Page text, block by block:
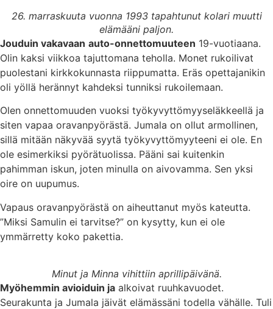
26. marraskuuta vuonna 1993 tapahtunut kolari muutti
elämääni paljon.
Jouduin vakavaan auto-onnettomuuteen 19-vuotiaana.
Olin kaksi viikkoa tajuttomana teholla. Monet rukoilivat
puolestani kirkkokunnasta riippumatta. Eräs opettajanikin
oli yöllä herännyt kahdeksi tunniksi rukoilemaan.
Olen onnettomuuden vuoksi työkyvyttömyyseläkkeellä ja
siten vapaa oravanpyörästä. Jumala on ollut armollinen,
sillä mitään näkyvää syytä työkyvyttömyyteeni ei ole. En
ole esimerkiksi pyörätuolissa. Pääni sai kuitenkin
pahimman iskun, joten minulla on aivovamma. Sen yksi
oire on uupumus.
Vapaus oravanpyörästä on aiheuttanut myös kateutta.
”Miksi Samulin ei tarvitse?” on kysytty, kun ei ole
ymmärretty koko pakettia.
Minut ja Minna vihittiin aprillipäivänä.
Myöhemmin avioiduin ja alkoivat ruuhkavuodet.
Seurakunta ja Jumala jäivät elämässäni todella vähälle. Tuli